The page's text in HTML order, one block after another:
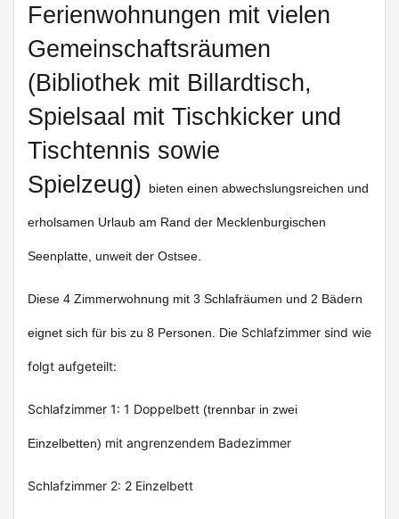
Ferienwohnungen mit vielen
Gemeinschaftsräumen
(Bibliothek mit Billardtisch,
Spielsaal mit Tischkicker und
Tischtennis sowie
Spielzeug)
bieten einen abwechslungsreichen und
erholsamen Urlaub am Rand der Mecklenburgischen
Seenplatte, unweit der Ostsee.
Diese 4 Zimmerwohnung mit 3 Schlafräumen und 2 Bädern
eignet sich für bis zu 8 Personen. Die Schlafzimmer sind wie
folgt aufgeteilt:
Schlafzimmer 1: 1 Doppelbett (trennbar in zwei
Einzelbetten) mit angrenzendem Badezimmer
Schlafzimmer 2: 2 Einzelbett